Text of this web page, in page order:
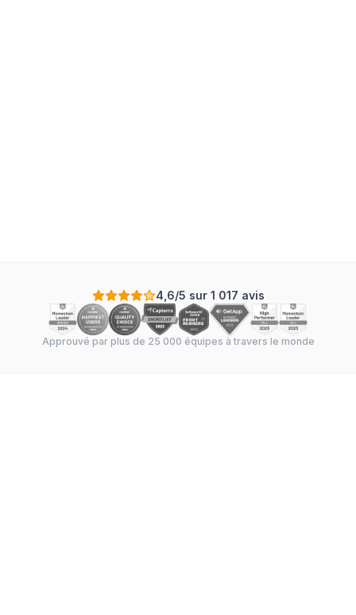
4,6/5 sur 1 017 avis
Approuvé par plus de 25 000 équipes à travers le monde